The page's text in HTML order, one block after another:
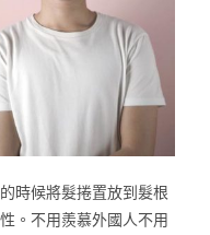
時候將髮捲置放到髮根
。不用羨慕外國人不用